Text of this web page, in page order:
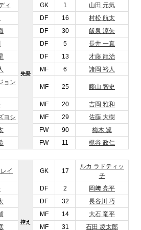
ィ
先発
GK 1
山田 元気
DF 16
村松 航太
DF 30
飯泉 涼矢
DF 5
長井 一真
DF 13
才藤 龍治
MF 6 諸岡 裕人
ョン
MF 25 藤山 智史
MF 20
吉岡 雅和
ヨシ MF 29
佐藤 大樹
FW 90
梅木 翼
FW 11 梶谷 政仁
イ
控え
GK 17
ルカ ラドティッ
チ
DF 2
岡﨑 亮平
DF 32
長谷川 巧
MF 14
大石 竜平
MF 31 石田 凌太郎